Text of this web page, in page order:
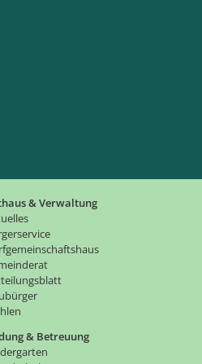
& Verwaltung
& Betreuung